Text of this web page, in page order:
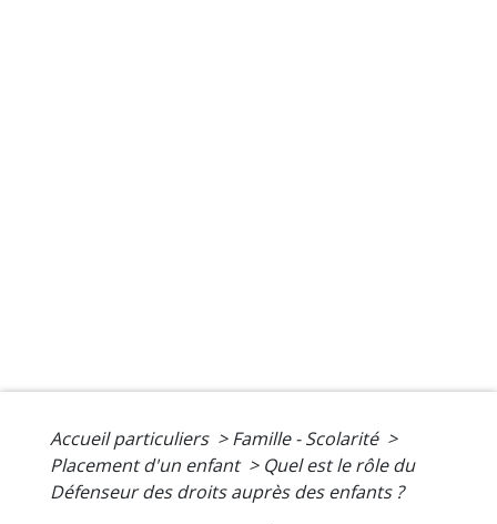
Accueil particuliers > Famille - Scolarité >
Placement d'un enfant > Quel est le rôle du
Défenseur des droits auprès des enfants ?